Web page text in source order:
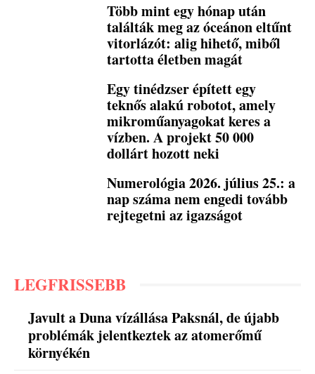
Több mint egy hónap után
találták meg az óceánon eltűnt
vitorlázót: alig hihető, miből
tartotta életben magát
Egy tinédzser épített egy
teknős alakú robotot, amely
mikroműanyagokat keres a
vízben. A projekt 50 000
dollárt hozott neki
Numerológia 2026. július 25.: a
nap száma nem engedi tovább
rejtegetni az igazságot
LEGFRISSEBB
Javult a Duna vízállása Paksnál, de újabb
problémák jelentkeztek az atomerőmű
környékén